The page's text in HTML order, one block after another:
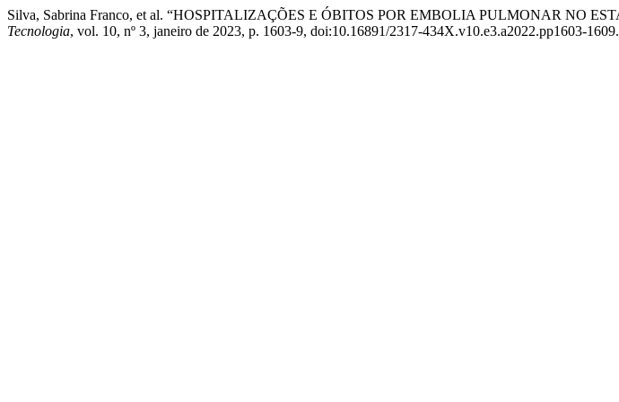
Silva, Sabrina Franco, et al. “HOSPITALIZAÇÕES E ÓBITOS POR EMBOLIA PULMONAR NO
Tecnologia, vol. 10, nº 3, janeiro de 2023, p. 1603-9, doi:10.16891/2317-434X.v10.e3.a2022.pp1603-1609.